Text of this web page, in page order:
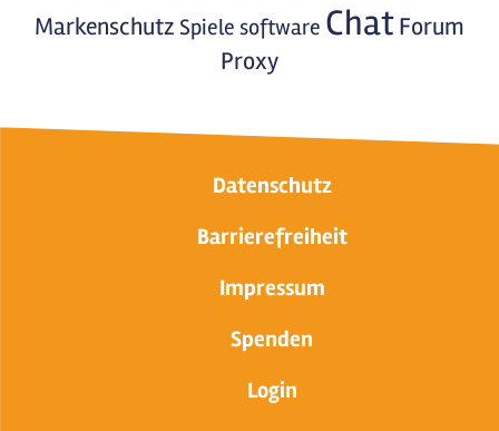
Markenschutz Spiele software ChatForum
Proxy
Datenschutz
Barrierefreiheit
Impressum
Spenden
Login